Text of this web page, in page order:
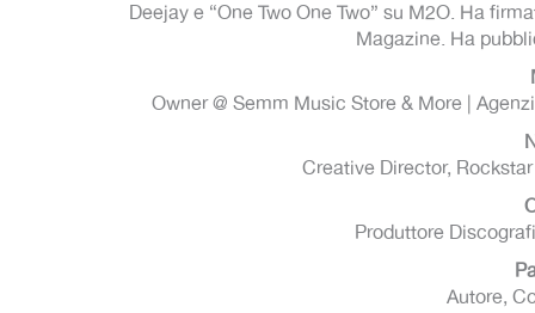
Deejay e “One Two One Two” su M2O. Ha
Magazine. Ha
Owner @ Semm Music Store & More |
Creative Director,
Produttore
Autore,